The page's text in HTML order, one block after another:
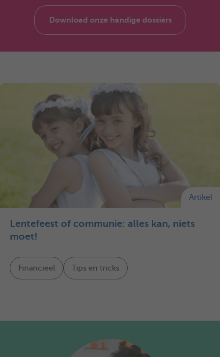
Download onze handige dossiers
Artikel
Lentefeest of communie: alles kan, niets
moet!
Financieel Tips en tricks